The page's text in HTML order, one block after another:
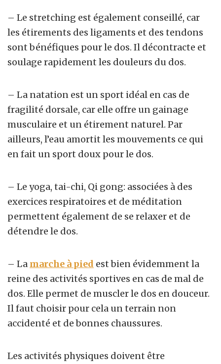
– Le stretching est également conseillé, car
les étirements des ligaments et des tendons
sont bénéfiques pour le dos. Il décontracte et
soulage rapidement les douleurs du dos.
– La natation est un sport idéal en cas de
fragilité dorsale, car elle offre un gainage
musculaire et un étirement naturel. Par
ailleurs, l’eau amortit les mouvements ce qui
en fait un sport doux pour le dos.
– Le yoga, tai-chi, Qi gong: associées à des
exercices respiratoires et de méditation
permettent également de se relaxer et de
détendre le dos.
– La marche à pied est bien évidemment la
reine des activités sportives en cas de mal de
dos. Elle permet de muscler le dos en douceur.
Il faut choisir pour cela un terrain non
accidenté et de bonnes chaussures.
Les activités physiques doivent être